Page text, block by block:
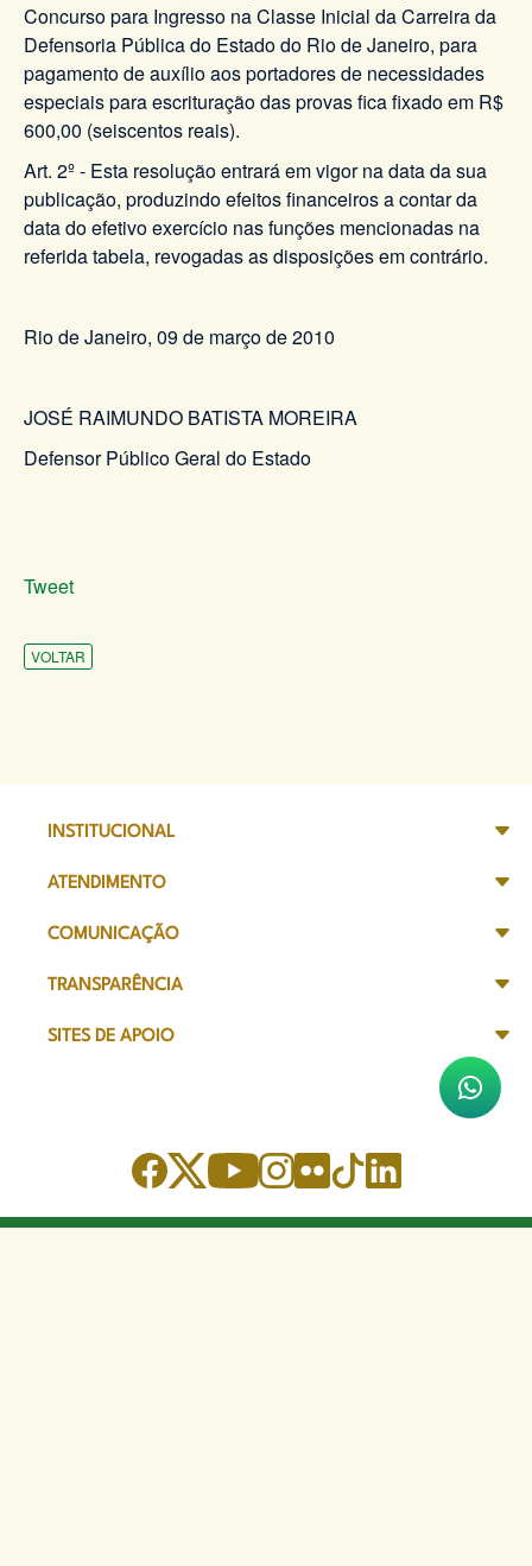
Concurso para Ingresso na Classe Inicial da Carreira da
Defensoria Pública do Estado do Rio de Janeiro, para
pagamento de auxílio aos portadores de necessidades
especiais para escrituração das provas fica fixado em R$
600,00 (seiscentos reais).
Art. 2º - Esta resolução entrará em vigor na data da sua
publicação, produzindo efeitos financeiros a contar da
data do efetivo exercício nas funções mencionadas na
referida tabela, revogadas as disposições em contrário.
Rio de Janeiro, 09 de março de 2010
JOSÉ RAIMUNDO BATISTA MOREIRA
Defensor Público Geral do Estado
Tweet
VOLTAR
INSTITUCIONAL
ATENDIMENTO
COMUNICAÇÃO
TRANSPARÊNCIA
SITES DE APOIO